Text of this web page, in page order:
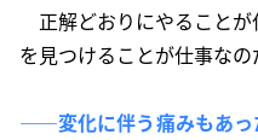
正解どおりにやること
を見つけることが仕事なの
――変化に伴う痛みもあっ